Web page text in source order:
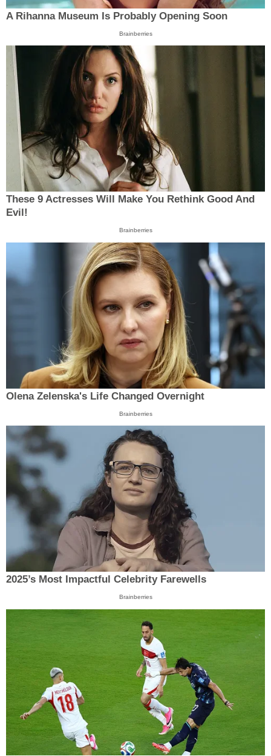
A Rihanna Museum Is Probably Opening Soon
Brainberries
These 9 Actresses Will Make You Rethink Good And
Evil!
Brainberries
Olena Zelenska's Life Changed Overnight
Brainberries
2025’s Most Impactful Celebrity Farewells
Brainberries